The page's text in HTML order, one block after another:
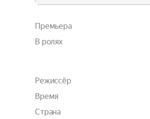
Премьера
В ролях
Режиссёр
Время
Страна